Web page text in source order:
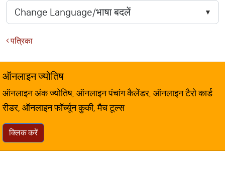
पत्रिका
ऑनलाइन ज्योतिष
ऑनलाइन अंक ज्योतिष, ऑनलाइन पंचांग कैलेंडर, ऑनलाइन टैरो कार्ड
रीडर, ऑनलाइन फॉर्च्यून कुकी, मैच टूल्स
क्लिक करें